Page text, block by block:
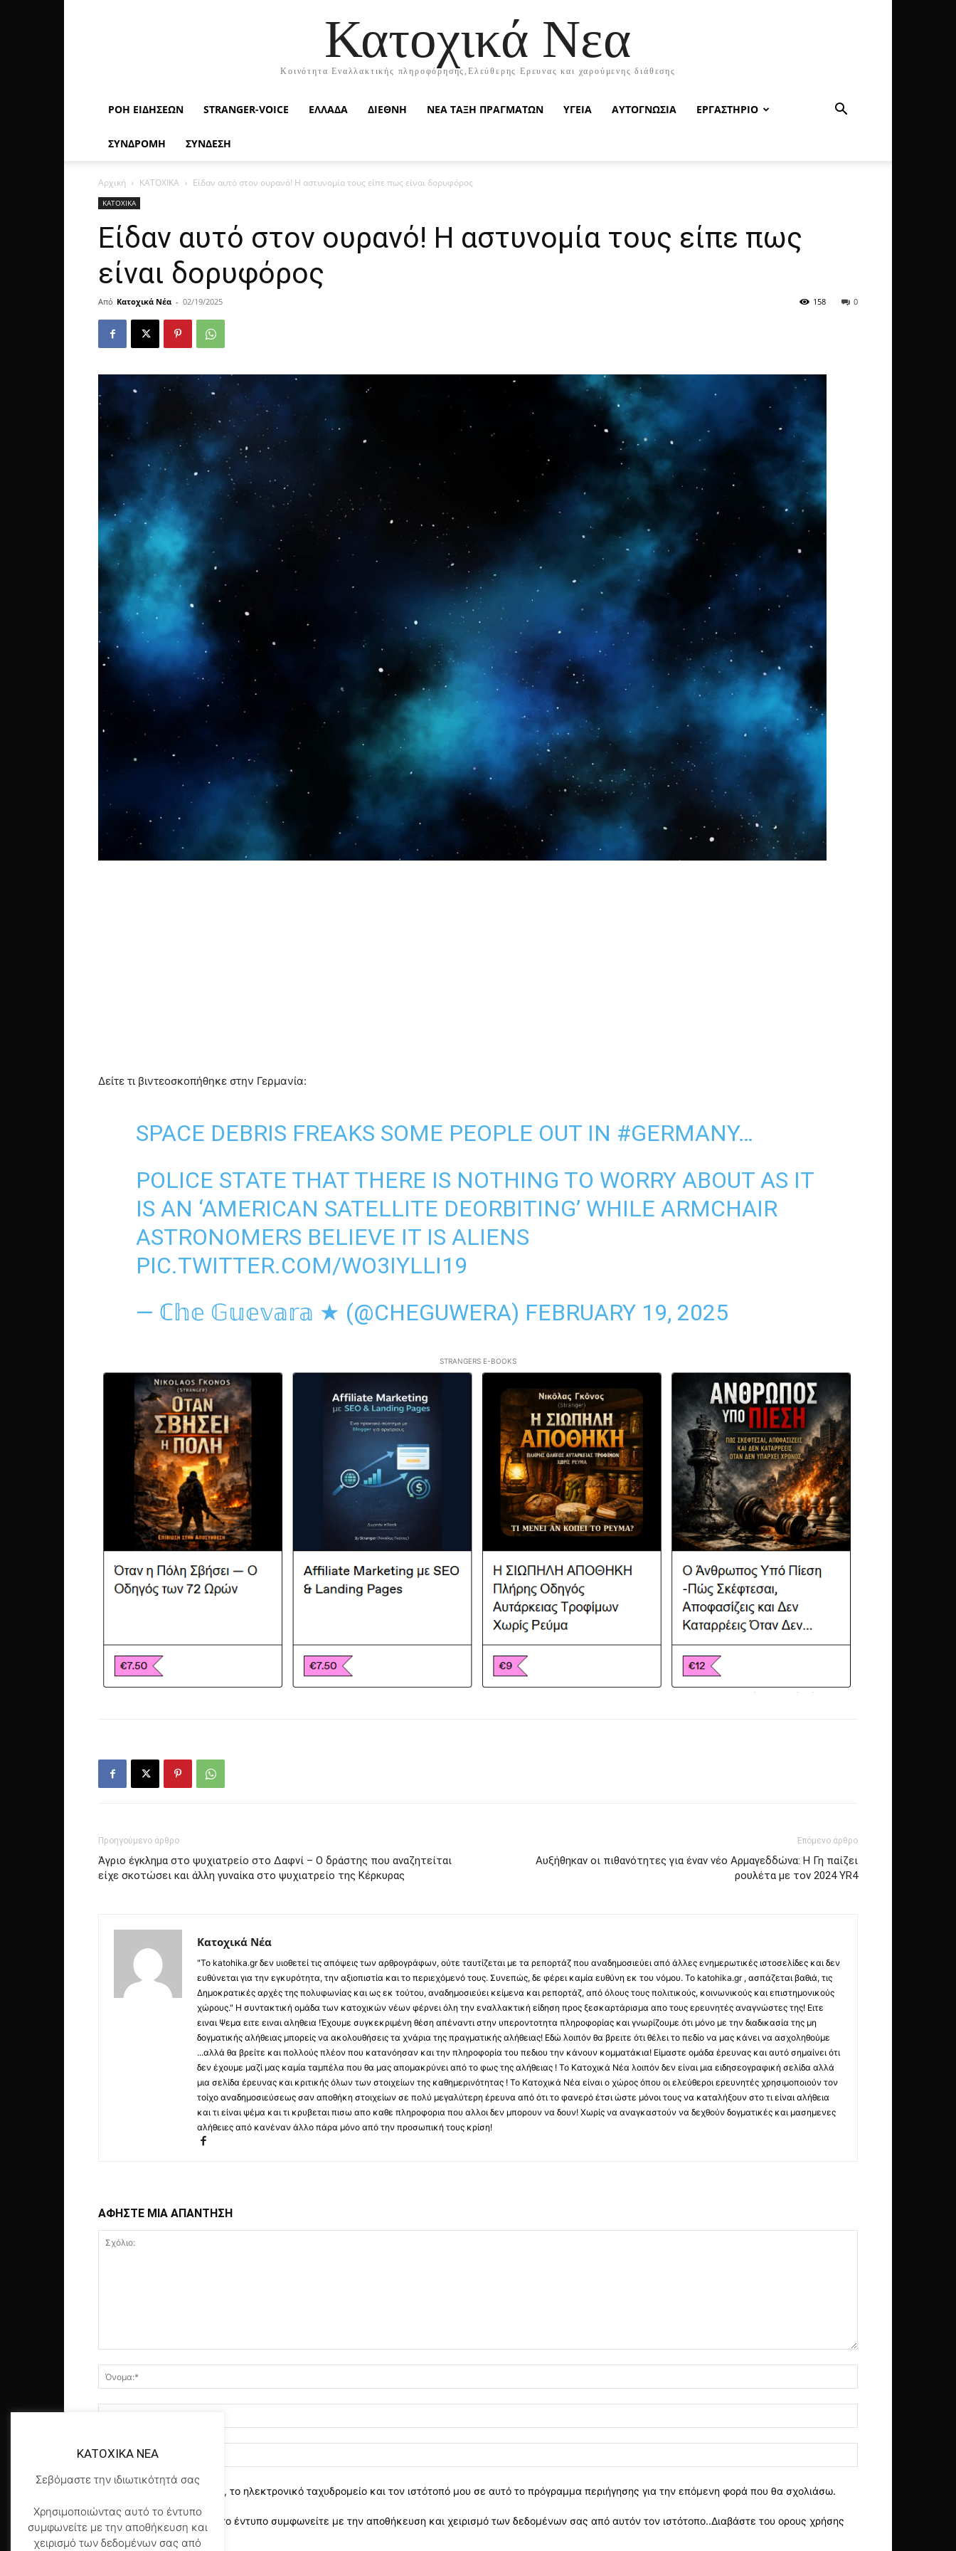
Κατοχικά Νεα
Κοινότητα Εναλλακτικής πληροφόρησης,Ελεύθερης Ερευνας και χαρούμενης διάθεσης
ΡΟΉ ΕΙΔΉΣΕΩΝ STRANGER-VOICE ΕΛΛΑΔΑ ΔΙΕΘΝΗ ΝΕΑ ΤΑΞΗ ΠΡΑΓΜΑΤΩΝ ΥΓΕΙΑ ΑΥΤΟΓΝΩΣΙΑ ΕΡΓΑΣΤΗΡΙΟ
ΣΥΝΔΡΟΜΗ ΣΥΝΔΕΣΗ
Αρχική ΚΑΤΟΧΙΚΑ Είδαν αυτό στον ουρανό! Η αστυνομία τους είπε πως είναι δορυφόρος
ΚΑΤΟΧΙΚΑ
Είδαν αυτό στον ουρανό! Η αστυνομία τους είπε πως
είναι δορυφόρος
Από Κατοχικά Νέα - 02/19/2025 0
158
Δείτε τι βιντεοσκοπήθηκε στην Γερμανία:
SPACE DEBRIS FREAKS SOME PEOPLE OUT IN #GERMANY…
POLICE STATE THAT THERE IS NOTHING TO WORRY ABOUT AS IT
IS AN ‘AMERICAN SATELLITE DEORBITING’ WHILE ARMCHAIR
ASTRONOMERS BELIEVE IT IS ALIENS
PIC.TWITTER.COM/WO3IYLLI19
— ℂ𝕙𝕖 𝔾𝕦𝕖𝕧𝕒𝕣𝕒 ★ (@CHEGUWERA) FEBRUARY 19, 2025
STRANGERS E-BOOKS
Προηγούμενο άρθρο
Άγριο έγκλημα στο ψυχιατρείο στο Δαφνί – Ο δράστης που αναζητείται
είχε σκοτώσει και άλλη γυναίκα στο ψυχιατρείο της Κέρκυρας
Επόμενο άρθρο
Αυξήθηκαν οι πιθανότητες για έναν νέο Αρμαγεδδώνα: Η Γη παίζει
ρουλέτα με τον 2024 ΥR4
Κατοχικά Νέα
"Το katohika.gr δεν υιοθετεί τις απόψεις των αρθρογράφων, ούτε ταυτίζεται με τα ρεπορτάζ που αναδημοσιεύει από άλλες ενημερωτικές ιστοσελίδες και δεν
ευθύνεται για την εγκυρότητα, την αξιοπιστία και το περιεχόμενό τους. Συνεπώς, δε φέρει καμία ευθύνη εκ του νόμου. Το katohika.gr , ασπάζεται βαθιά, τις
Δημοκρατικές αρχές της πολυφωνίας και ως εκ τούτου, αναδημοσιεύει κείμενα και ρεπορτάζ, από όλους τους πολιτικούς, κοινωνικούς και επιστημονικούς
χώρους." Η συντακτική ομάδα των κατοχικών νέων φέρνει όλη την εναλλακτική είδηση προς ξεσκαρτάρισμα απο τους ερευνητές αναγνώστες της! Ειτε
ειναι Ψεμα ειτε ειναι αληθεια !Έχουμε συγκεκριμένη θέση απέναντι στην υπεροντοτητα πληροφορίας και γνωρίζουμε ότι μόνο με την διαδικασία της μη
δογματικής αλήθειας μπορείς να ακολουθήσεις τα χνάρια της πραγματικής αλήθειας! Εδώ λοιπόν θα βρειτε ότι θέλει το πεδίο να μας κάνει να ασχοληθούμε
...αλλά θα βρείτε και πολλούς πλέον που κατανόησαν και την πληροφορία του πεδιου την κάνουν κομματάκια! Είμαστε ομάδα έρευνας και αυτό σημαίνει ότι
δεν έχουμε μαζί μας καμία ταμπέλα που θα μας απομακρύνει από το φως της αλήθειας ! Το Κατοχικά Νέα λοιπόν δεν είναι μια ειδησεογραφική σελίδα αλλά
μια σελίδα έρευνας και κριτικής όλων των στοιχείων της καθημερινότητας ! Το Κατοχικά Νέα είναι ο χώρος όπου οι ελεύθεροι ερευνητές χρησιμοποιούν τον
τοίχο αναδημοσιεύσεως σαν αποθήκη στοιχείων σε πολύ μεγαλύτερη έρευνα από ότι το φανερό έτσι ώστε μόνοι τους να καταλήξουν στο τι είναι αλήθεια
και τι είναι ψέμα και τι κρυβεται πισω απο καθε πληροφορια που αλλοι δεν μπορουν να δουν! Χωρίς να αναγκαστούν να δεχθούν δογματικές και μασημενες
αλήθειες από κανέναν άλλο πάρα μόνο από την προσωπική τους κρίση!
ΑΦΗΣΤΕ ΜΙΑ ΑΠΑΝΤΗΣΗ
αποθηκεύστε το όνομα, το ηλεκτρονικό ταχυδρομείο και τον ιστότοπό μου σε αυτό το πρόγραμμα περιήγησης για την επόμενη φορά που θα σχολιάσω.
Χρησιμοποιώντας αυτό το έντυπο συμφωνείτε με την αποθήκευση και χειρισμό των δεδομένων σας από αυτόν τον ιστότοπο..Διαβάστε του ορους χρήσης
της σελίδας μας
KATOXIKA NEA
Σεβόμαστε την ιδιωτικότητά σας
Χρησιμοποιώντας αυτό το έντυπο
συμφωνείτε με την αποθήκευση και
χειρισμό των δεδομένων σας από